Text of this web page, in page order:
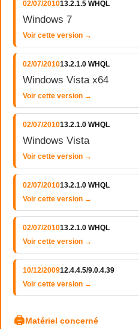
02/07/201013.2.1.5 WHQL
Windows 7
Voir cette version →
02/07/201013.2.1.0 WHQL
Windows Vista x64
Voir cette version →
02/07/201013.2.1.0 WHQL
Windows Vista
Voir cette version →
02/07/201013.2.1.0 WHQL
Voir cette version →
02/07/201013.2.1.0 WHQL
Voir cette version →
10/12/200912.4.4.5/9.0.4.39
Voir cette version →
🖨Matériel concerné